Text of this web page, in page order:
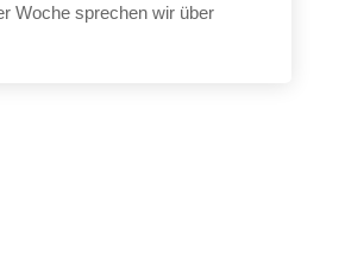
Woche sprechen wir über